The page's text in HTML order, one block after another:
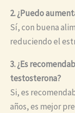
2. ¿Puedo
Sí, con buena
reduciendo el
3. ¿Es
testosterona?
Si, es
años, es mejor